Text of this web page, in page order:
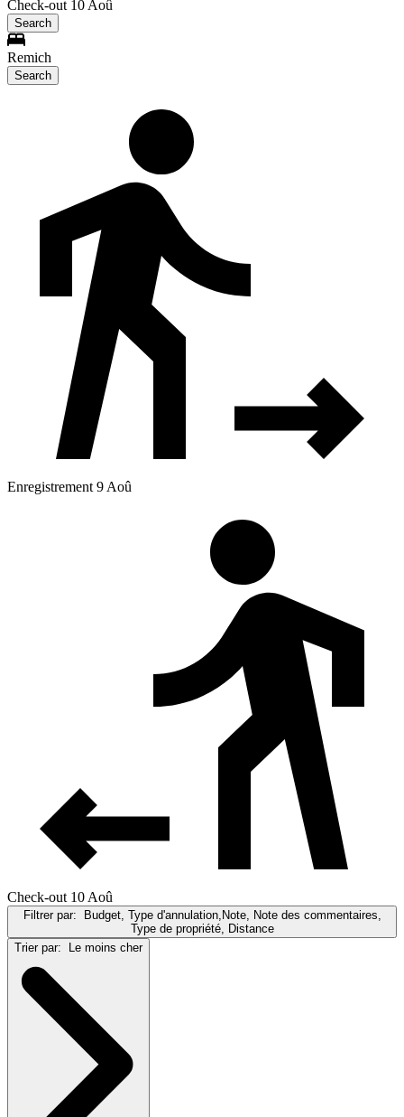
Check-out 10 Aoû
Search
Remich
Search
Enregistrement 9 Aoû
Check-out 10 Aoû
Filtrer par:
Budget, Type d'annulation,Note, Note des commentaires,
Type de propriété, Distance
Trier par:
Le moins cher